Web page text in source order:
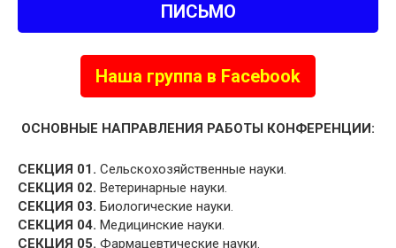
ПИСЬМО
Наша группа в Facebook
ОСНОВНЫЕ НАПРАВЛЕНИЯ РАБОТЫ КОНФЕРЕНЦИИ:
СЕКЦИЯ 01. Сельскохозяйственные науки.
СЕКЦИЯ 02. Ветеринарные науки.
СЕКЦИЯ 03. Биологические науки.
СЕКЦИЯ 04. Медицинские науки.
СЕКЦИЯ 05. Фармацевтические науки.